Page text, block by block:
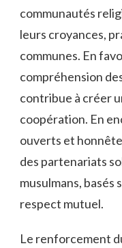
communautés
leurs croyances,
communes. En
compréhension
contribue à ⁤créer
coopération. En
ouverts et
des⁢ partenariats
musulmans, basés⁤
respect mutuel.
Le renforcement